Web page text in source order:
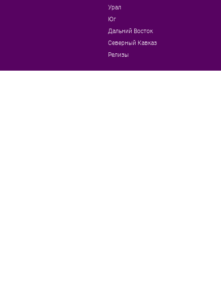
Урал
Юг
Дальний Восток
Северный Кавказ
Релизы